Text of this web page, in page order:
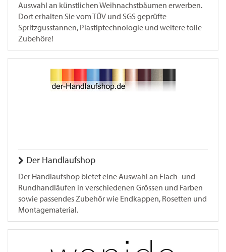
Auswahl an künstlichen Weihnachstbäumen erwerben.
Dort erhalten Sie vom TÜV und SGS geprüfte
Spritzgusstannen, Plastiptechnologie und weitere tolle
Zubehöre!
Der Handlaufshop
Der Handlaufshop bietet eine Auswahl an Flach- und
Rundhandläufen in verschiedenen Grössen und Farben
sowie passendes Zubehör wie Endkappen, Rosetten und
Montagematerial.